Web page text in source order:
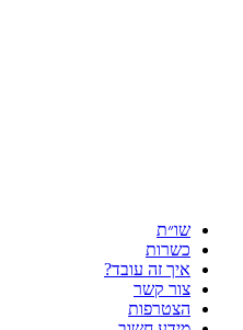
שו״ת
כשרות
איך זה עובד?
צור קשר
הצטרפות